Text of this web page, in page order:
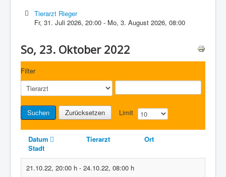
Tierarzt Rieger
Fr, 31. Juli 2026,20:00 - Mo, 3. August 2026,08:00
So, 23. Oktober 2022
Filter
Suchen Zurücksetzen Limit
Datum Tierarzt
Ort
Stadt
21.10.22, 20:00 h - 24.10.22, 08:00 h